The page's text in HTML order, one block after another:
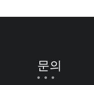
문의